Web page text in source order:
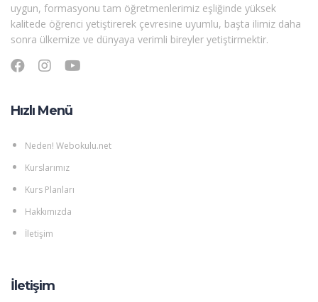
uygun, formasyonu tam öğretmenlerimiz eşliğinde yüksek
kalitede öğrenci yetiştirerek çevresine uyumlu, başta ilimiz daha
sonra ülkemize ve dünyaya verimli bireyler yetiştirmektir.
Hızlı Menü
Neden! Webokulu.net
Kurslarımız
Kurs Planları
Hakkımızda
İletişim
İletişim